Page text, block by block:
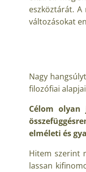
eszköztárát.
változásokat
Nagy
filozófiai
Célom olyan
elméleti és
Hitem szerint
lassan